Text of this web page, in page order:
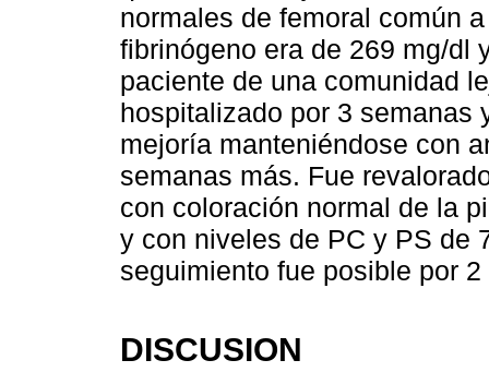
normales de femoral común
fibrinógeno era de 269 mg/dl
paciente de una comunidad
hospitalizado por 3 semanas
mejoría manteniéndose con
semanas más. Fue
con coloración normal de la
y con niveles de PC y PS de
seguimiento fue posible por
DISCUSION